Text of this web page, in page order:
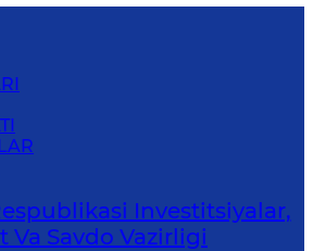
Investitsiyalar,
Va Savdo Vazirligi